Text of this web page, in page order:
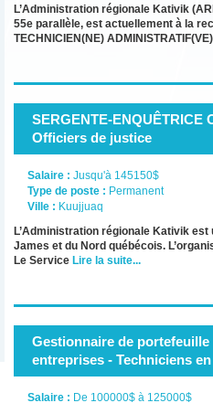
L’Administration régionale Kativik
55e parallèle, est actuellement à la
TECHNICIEN(NE)
SERGENTE-ENQUÊTRICE
Officiers de justice
Salaire : Jusqu'à 145150$
Type de poste : Permanent
Ville : Kuujjuaq
L’Administration régionale Kativik
James et du Nord québécois.
Le Service Lire la suite...
Gestionnaire de
entreprises - Techniciens
Salaire : De 100000$ à 125000$